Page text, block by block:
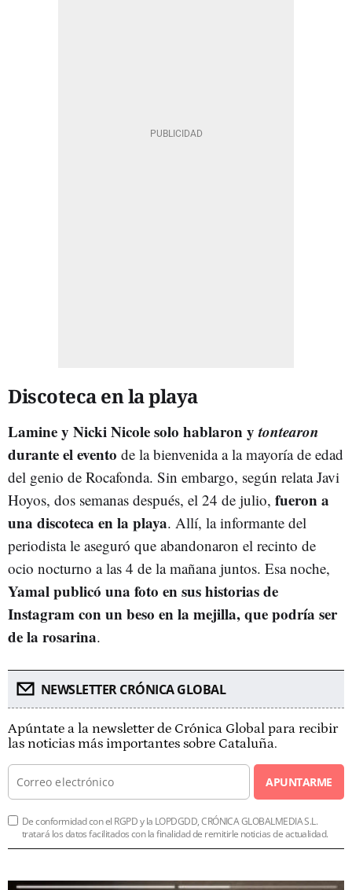
Discoteca en la playa
Lamine y Nicki Nicole solo hablaron ytontearon
durante el evento de la bienvenida a la mayoría de edad
del genio de Rocafonda. Sin embargo, según relata Javi
Hoyos, dos semanas después, el 24 de julio, fueron a
una discoteca en la playa. Allí, la informante del
periodista le aseguró que abandonaron el recinto de
ocio nocturno a las 4 de la mañana juntos. Esa noche,
Yamal publicó una foto en sus historias de
Instagram con un beso en la mejilla, que podría ser
de la rosarina.
NEWSLETTER CRÓNICA GLOBAL
Apúntate a la newsletter de Crónica Global para recibir
las noticias más importantes sobre Cataluña.
APUNTARME
De conformidad con el RGPD y la LOPDGDD, CRÓNICA GLOBALMEDIA S.L.
tratará los datos facilitados con la finalidad de remitirle noticias de actualidad.